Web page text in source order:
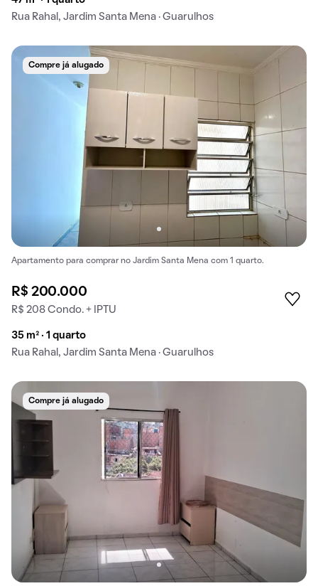
Rua Rahal, Jardim Santa Mena · Guarulhos
Compre já alugado
Apartamento para comprar no Jardim Santa Mena com 1 quarto.
R$ 200.000
R$ 208 Condo. + IPTU
35 m² · 1 quarto
Rua Rahal, Jardim Santa Mena · Guarulhos
Compre já alugado